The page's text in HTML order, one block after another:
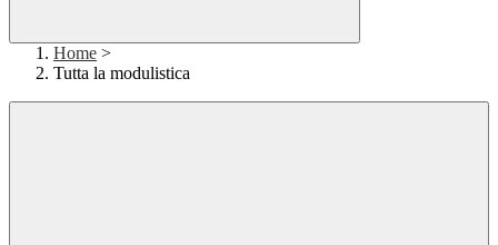
Home >
Tutta la modulistica